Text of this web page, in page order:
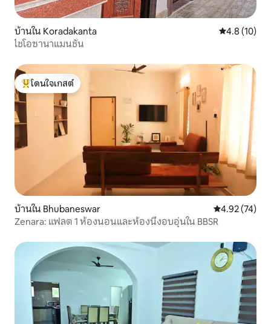
บ้านใน Koradakanta คะแนนเฉลี่ย
4.8 (10)
ไชโอซานาแมนชั่น
โดนใจเกสต์ที่สุด
โดนใจเกสต์
บ้านใน Bhubaneswar คะแนนเฉลี่ย
4.92 (74)
Zenara: แฟลต 1 ห้องนอนและห้องนึ่งอบอุ่นใน BBSR